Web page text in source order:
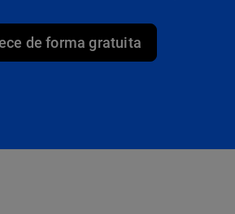
de forma gratuita